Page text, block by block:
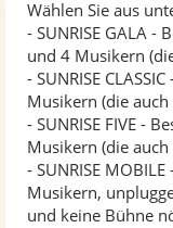
Wählen Sie aus
- SUNRISE GALA -
und 4 Musikern
- SUNRISE
Musikern (die auch
- SUNRISE FIVE -
Musikern (die auch
- SUNRISE
Musikern,
und keine Bühne